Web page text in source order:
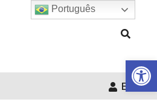
Barra de
Entrar
Português